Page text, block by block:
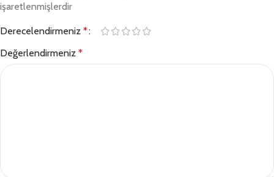
işaretlenmişlerdir
Derecelendirmeniz *
Değerlendirmeniz *